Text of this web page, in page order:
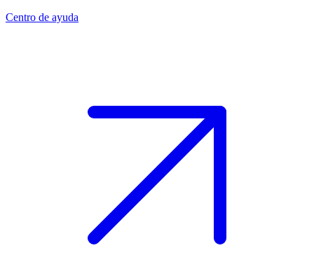
Centro de ayuda